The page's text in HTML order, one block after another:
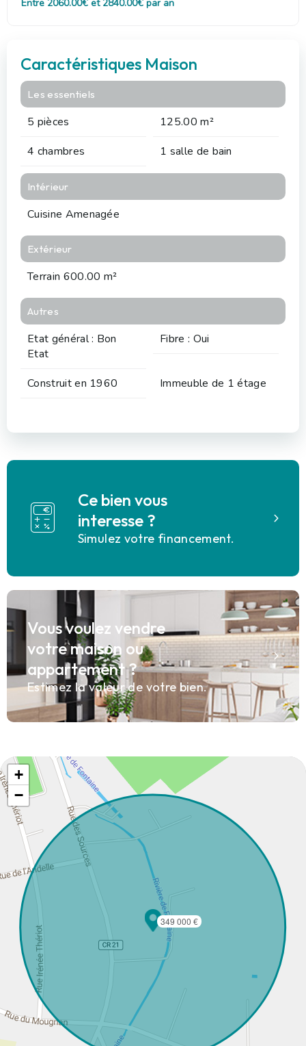
Entre 2060.00€ et 2840.00€ par an
Caractéristiques Maison
Les essentiels
5 pièces
125.00 m²
4 chambres
1 salle de bain
Intérieur
Cuisine Amenagée
Extérieur
Terrain 600.00 m²
Autres
Etat général : Bon
Etat
Fibre : Oui
Construit en 1960 Immeuble de 1 étage
Ce bien vous
interesse ?
Simulez votre financement.
Vous voulez vendre
votre maison ou
appartement ?
Estimez la valeur de votre bien.
349 000 €
+
−